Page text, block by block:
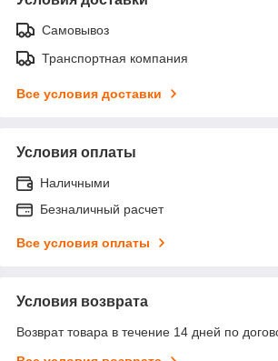
Самовывоз
Транспортная компания
Все условия доставки
Условия оплаты
Наличными
Безналичный расчет
Все условия оплаты
Условия возврата
Возврат товара в течение 14 дней по